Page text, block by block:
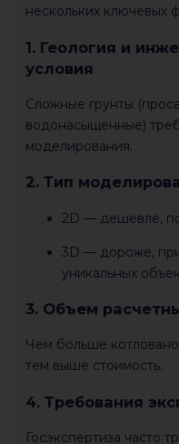
нескольких ключевых
1. Геология и
условия
Сложные грунты
водонасыщенные)
моделирования.
2. Тип
2D — дешевле,
3D — дороже,
уникальных
3. Объем
Чем больше
тем выше стоимость.
4. Требования
Госэкспертиза часто